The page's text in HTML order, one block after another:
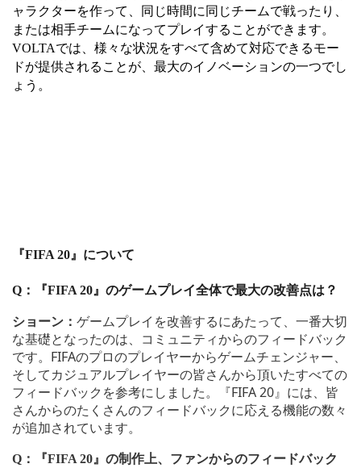
ャラクターを作って、同じ時間に同じチームで戦ったり、
または相手チームになってプレイすることができます。
VOLTAでは、様々な状況をすべて含めて対応できるモー
ドが提供されることが、最大のイノベーションの一つでし
ょう。
『FIFA 20 』について
Q ：『FIFA 20』のゲームプレイ全体で最大の改善点は？
ショーン： ゲームプレイを改善するにあたって、一番大切
な基礎となったのは、コミュニティからのフィードバック
です。FIFAのプロのプレイヤーからゲームチェンジャー、
そしてカジュアルプレイヤーの皆さんから頂いたすべての
フィードバックを参考にしました。『FIFA 20』には、皆
さんからのたくさんのフィードバックに応える機能の数々
が追加されています。
Q ：『FIFA 20』の制作上、ファンからのフィードバック